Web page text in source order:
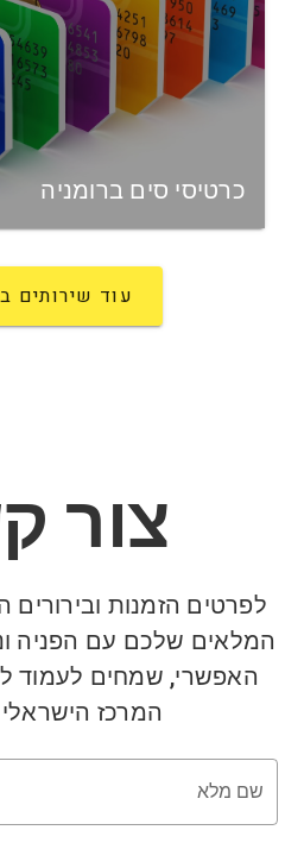
כרטיסי סים ברומניה
עוד שירותים
צור
לפרטים הזמנות
המלאים שלכם עם הפניה
האפשרי, שמחים לעמוד
המרכז
שם מלא